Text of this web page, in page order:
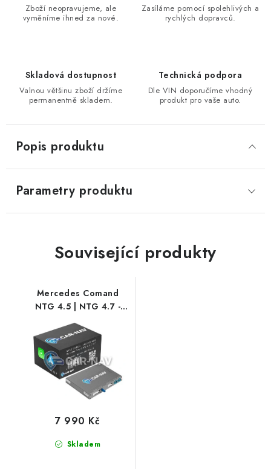
Zboží neopravujeme, ale
vyměníme ihned za nové.
Zasíláme pomocí spolehlivých a
rychlých dopravců.
Skladová dostupnost
Valnou většinu zboží držíme
permanentně skladem.
Technická podpora
Dle VIN doporučíme vhodný
produkt pro vaše auto.
Popis produktu
Parametry produktu
Související produkty
Mercedes Comand
NTG 4.5 | NTG 4.7 -
Apple CarPlay &
Android Auto
Skladem
7 990 Kč